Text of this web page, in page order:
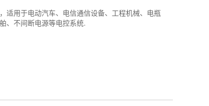
适用于电动汽车、电信通信设备、工程机械、电瓶
、不间断电源等电控系统.